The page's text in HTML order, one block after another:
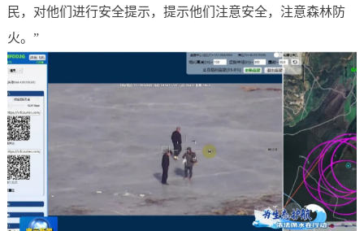
民，对他们进行安全提示，提示他们注意安全，注意森林防
火。”